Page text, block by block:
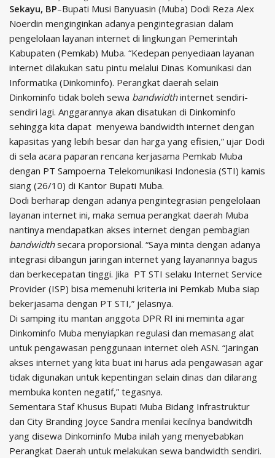
Sekayu, BP–Bupati Musi Banyuasin (Muba) Dodi Reza Alex
Noerdin menginginkan adanya pengintegrasian dalam
pengelolaan layanan internet di lingkungan Pemerintah
Kabupaten (Pemkab) Muba. “Kedepan penyediaan layanan
internet dilakukan satu pintu melalui Dinas Komunikasi dan
Informatika (Dinkominfo). Perangkat daerah selain
Dinkominfo tidak boleh sewa bandwidthinternet sendiri-
sendiri lagi. Anggarannya akan disatukan di Dinkominfo
sehingga kita dapat menyewa bandwidth internet dengan
kapasitas yang lebih besar dan harga yang efisien,” ujar Dodi
di sela acara paparan rencana kerjasama Pemkab Muba
dengan PT Sampoerna Telekomunikasi Indonesia (STI) kamis
siang (26/10) di Kantor Bupati Muba.
Dodi berharap dengan adanya pengintegrasian pengelolaan
layanan internet ini, maka semua perangkat daerah Muba
nantinya mendapatkan akses internet dengan pembagian
bandwidthsecara proporsional. “Saya minta dengan adanya
integrasi dibangun jaringan internet yang layanannya bagus
dan berkecepatan tinggi. Jika PT STI selaku Internet Service
Provider (ISP) bisa memenuhi kriteria ini Pemkab Muba siap
bekerjasama dengan PT STI,” jelasnya.
Di samping itu mantan anggota DPR RI ini meminta agar
Dinkominfo Muba menyiapkan regulasi dan memasang alat
untuk pengawasan penggunaan internet oleh ASN. “Jaringan
akses internet yang kita buat ini harus ada pengawasan agar
tidak digunakan untuk kepentingan selain dinas dan dilarang
membuka konten negatif,” tegasnya.
Sementara Staf Khusus Bupati Muba Bidang Infrastruktur
dan City Branding Joyce Sandra menilai kecilnya bandwitdh
yang disewa Dinkominfo Muba inilah yang menyebabkan
Perangkat Daerah untuk melakukan sewa bandwidth sendiri.